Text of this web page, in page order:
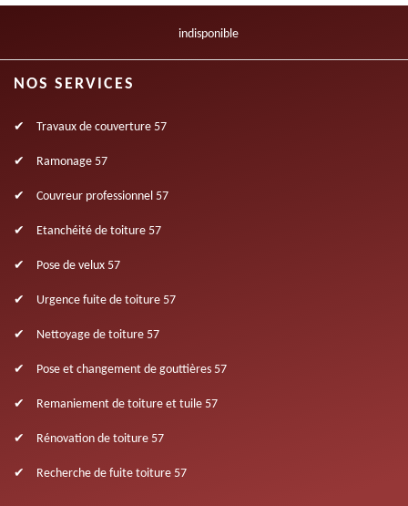
indisponible
NOS SERVICES
Travaux de couverture 57
Ramonage 57
Couvreur professionnel 57
Etanchéité de toiture 57
Pose de velux 57
Urgence fuite de toiture 57
Nettoyage de toiture 57
Pose et changement de gouttières 57
Remaniement de toiture et tuile 57
Rénovation de toiture 57
Recherche de fuite toiture 57